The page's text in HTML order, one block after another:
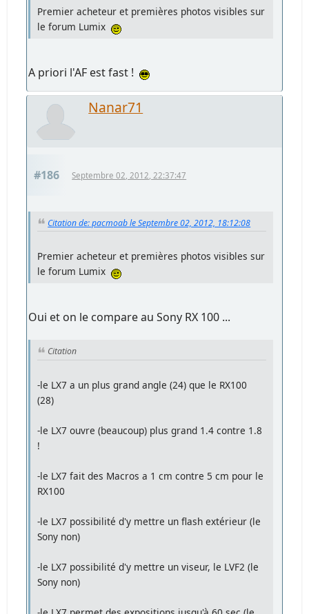
Premier acheteur et premières photos visibles sur
le forum Lumix
A priori l'AF est fast !
Nanar71
#186 Septembre 02, 2012, 22:37:47
Citation de: pacmoab le Septembre 02, 2012, 18:12:08
Premier acheteur et premières photos visibles sur
le forum Lumix
Oui et on le compare au Sony RX 100 ...
Citation
-le LX7 a un plus grand angle (24) que le RX100
(28)
-le LX7 ouvre (beaucoup) plus grand 1.4 contre 1.8
!
-le LX7 fait des Macros a 1 cm contre 5 cm pour le
RX100
-le LX7 possibilité d'y mettre un flash extérieur (le
Sony non)
-le LX7 possibilité d'y mettre un viseur, le LVF2 (le
Sony non)